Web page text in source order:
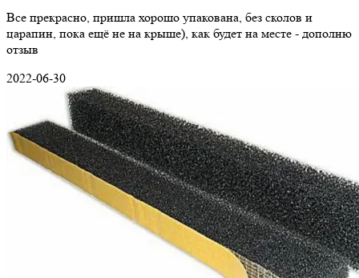
Все прекрасно, пришла хорошо упакована, без сколов и
царапин, пока ещё не на крыше), как будет на месте - дополню
отзыв
2022-06-30